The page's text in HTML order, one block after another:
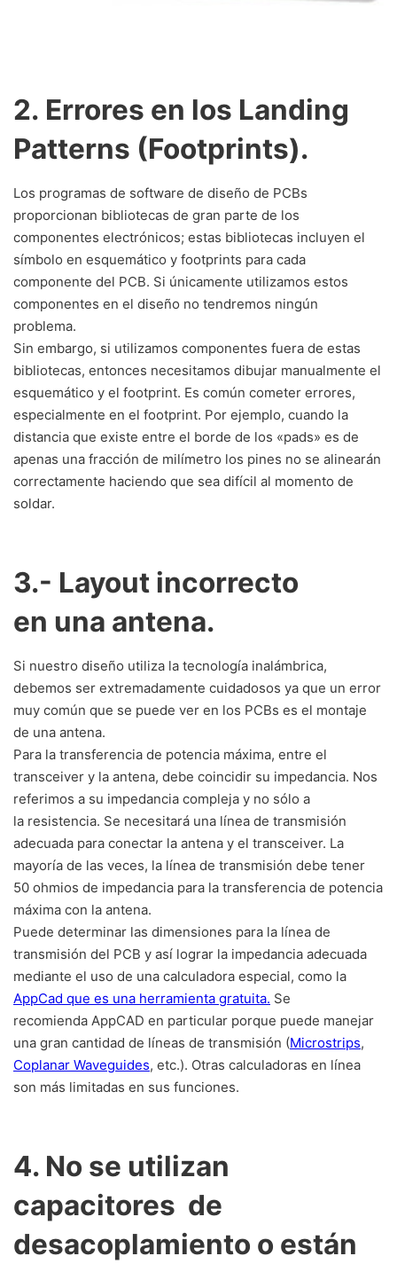
2. Errores en los Landing
Patterns (Footprints).
Los programas de software de diseño de PCBs
proporcionan bibliotecas de gran parte de los
componentes electrónicos; estas bibliotecas incluyen el
símbolo en esquemático y footprints para cada
componente del PCB. Si únicamente utilizamos estos
componentes en el diseño no tendremos ningún
problema.
Sin embargo, si utilizamos componentes fuera de estas
bibliotecas, entonces necesitamos dibujar manualmente el
esquemático y el footprint. Es común cometer errores,
especialmente en el footprint. Por ejemplo, cuando la
distancia que existe entre el borde de los «pads» es de
apenas una fracción de milímetro los pines no se alinearán
correctamente haciendo que sea difícil al momento de
soldar.
3.- Layout incorrecto
en una antena.
Si nuestro diseño utiliza la tecnología inalámbrica,
debemos ser extremadamente cuidadosos ya que un error
muy común que se puede ver en los PCBs es el montaje
de una antena.
Para la transferencia de potencia máxima, entre el
transceiver y la antena, debe coincidir su impedancia. Nos
referimos a su impedancia compleja y no sólo a
la resistencia. Se necesitará una línea de transmisión
adecuada para conectar la antena y el transceiver. La
mayoría de las veces, la línea de transmisión debe tener
50 ohmios de impedancia para la transferencia de potencia
máxima con la antena.
Puede determinar las dimensiones para la línea de
transmisión del PCB y así lograr la impedancia adecuada
mediante el uso de una calculadora especial, como la
AppCad que es una herramienta gratuita. Se
recomienda AppCAD en particular porque puede manejar
una gran cantidad de líneas de transmisión (Microstrips,
Coplanar Waveguides, etc.). Otras calculadoras en línea
son más limitadas en sus funciones.
4. No se utilizan
capacitores de
desacoplamiento o están